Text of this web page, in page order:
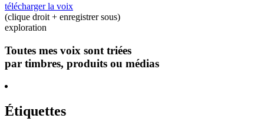
télécharger la voix
(clique droit + enregistrer sous)
exploration
Toutes mes voix sont triées
par timbres, produits ou médias
Étiquettes